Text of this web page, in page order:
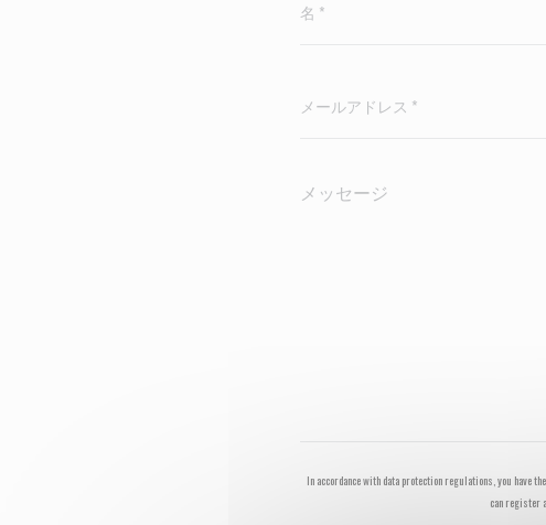
In accordance with data protection regulations, you have
can register